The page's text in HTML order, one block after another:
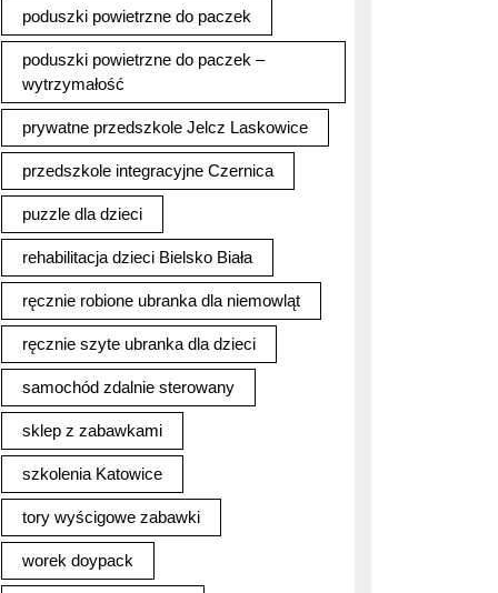
poduszki powietrzne do paczek
poduszki powietrzne do paczek –
wytrzymałość
prywatne przedszkole Jelcz Laskowice
przedszkole integracyjne Czernica
puzzle dla dzieci
rehabilitacja dzieci Bielsko Biała
ręcznie robione ubranka dla niemowląt
ręcznie szyte ubranka dla dzieci
samochód zdalnie sterowany
sklep z zabawkami
szkolenia Katowice
tory wyścigowe zabawki
worek doypack